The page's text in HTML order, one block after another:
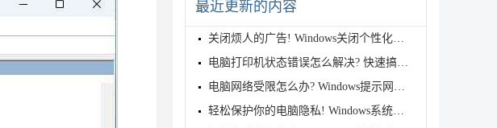
最近更新的内容
关闭烦人的广告! Windows关闭个性化广告的终极指南
电脑打印机状态错误怎么解决? 快速搞定Windows打印机
电脑网络受限怎么办? Windows提示网络连接受限的解决
轻松保护你的电脑隐私! Windows系统如何设置动态锁功